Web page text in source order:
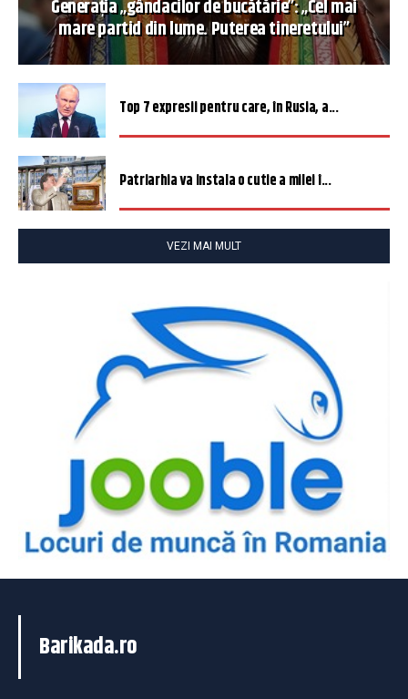
Generația „gândacilor de bucătărie”: „Cel mai
mare partid din lume. Puterea tineretului”
Top 7 expresii pentru care, în Rusia, a...
Patriarhia va instala o cutie a milei î...
VEZI MAI MULT
Barikada.ro